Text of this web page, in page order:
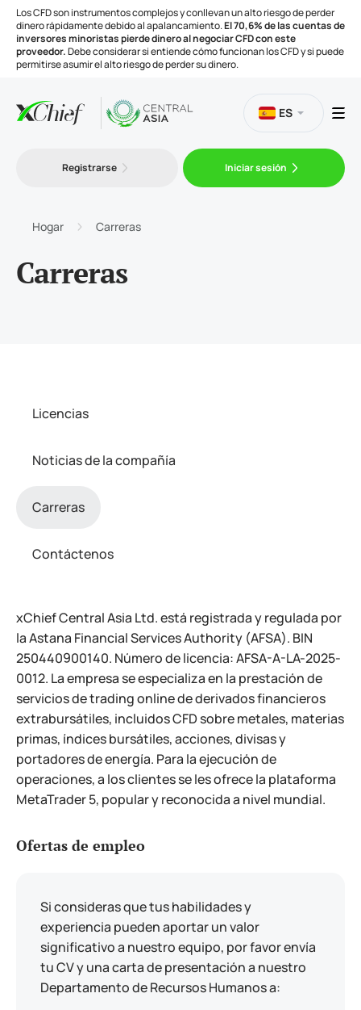
Los CFD son instrumentos complejos y conllevan un alto riesgo de perder
dinero rápidamente debido al apalancamiento.El 70,6% de las cuentas de
inversores minoristas pierde dinero al negociar CFD con este
proveedor.Debe considerar si entiende cómo funcionan los CFD y si puede
permitirse asumir el alto riesgo de perder su dinero.
Herramientas
ES
Registrarse Iniciar sesión
Hogar Carreras
Carreras
Licencias
Noticias de la compañía
Carreras
Contáctenos
xChief Central Asia Ltd. está registrada y regulada por
la Astana Financial Services Authority (AFSA). BIN
250440900140. Número de licencia: AFSA-A-LA-2025-
0012. La empresa se especializa en la prestación de
servicios de trading online de derivados financieros
extrabursátiles, incluidos CFD sobre metales, materias
primas, índices bursátiles, acciones, divisas y
portadores de energía. Para la ejecución de
operaciones, a los clientes se les ofrece la plataforma
MetaTrader 5, popular y reconocida a nivel mundial.
Ofertas de empleo
Si consideras que tus habilidades y
experiencia pueden aportar un valor
significativo a nuestro equipo, por favor envía
tu CV y una carta de presentación a nuestro
Departamento de Recursos Humanos a: